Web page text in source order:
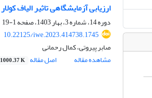
ارزیابی آزمایشگاهی تاثیر الیاف
دوره 14، شماره 3، بهار 1403، صفحه
1-19
10.22125/iwe.2023.414738.1745
صابر پیروتی، کمال رحمانی
مشاهده مقاله
اصل مقاله 1000.37 K